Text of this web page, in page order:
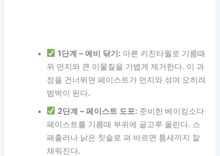
1단계 – 예비 닦기: 마른 키친타월로 기름때
위 먼지와 큰 이물질을 가볍게 제거한다. 이 과
정을 건너뛰면 페이스트가 먼지와 섞여 오히려
범벅이 된다.
2단계 – 페이스트 도포: 준비한 베이킹소다
페이스트를 기름때 부위에 골고루 올린다. 스
패출러나 낡은 칫솔로 펴 바르면 틈새까지 잘
채워진다.